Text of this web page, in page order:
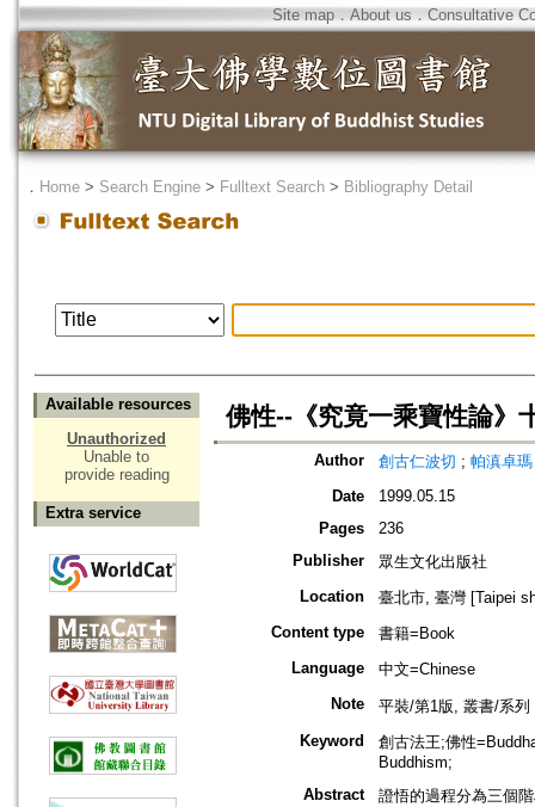
Site map．About us ． Consultative
． Home > Search Engine > Fulltext Search > Bibliography Detail
Available resources
Unauthorized
Unable to
provide reading
Extra service
佛性--《究竟一乘寶性論》
Author 創古仁波切 ; 帕滇卓瑪
Date
1999.05.15
Pages
236
Publisher
眾生文化出版社
Location
臺北市, 臺灣 [Taipei
Content type
書籍=Book
Language
中文=Chinese
Note
平裝/第1版, 叢書/系列
Keyword
創古法王;佛性
Buddhism;
Abstract
證悟的過程分為三個